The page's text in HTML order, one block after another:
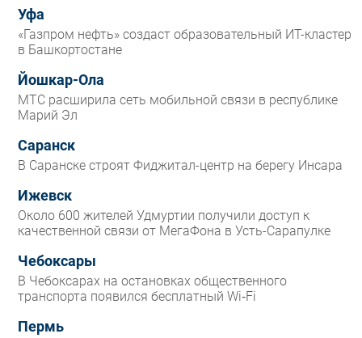
Уфа
«Газпром нефть» создаст образовательный ИТ-кластер
в Башкортостане
Йошкар-Ола
МТС расширила сеть мобильной связи в республике
Марий Эл
Саранск
В Саранске строят Фиджитал-центр на берегу Инсара
Ижевск
Около 600 жителей Удмуртии получили доступ к
качественной связи от МегаФона в Усть-Сарапулке
Чебоксары
В Чебоксарах на остановках общественного
транспорта появился бесплатный Wi‑Fi
Пермь